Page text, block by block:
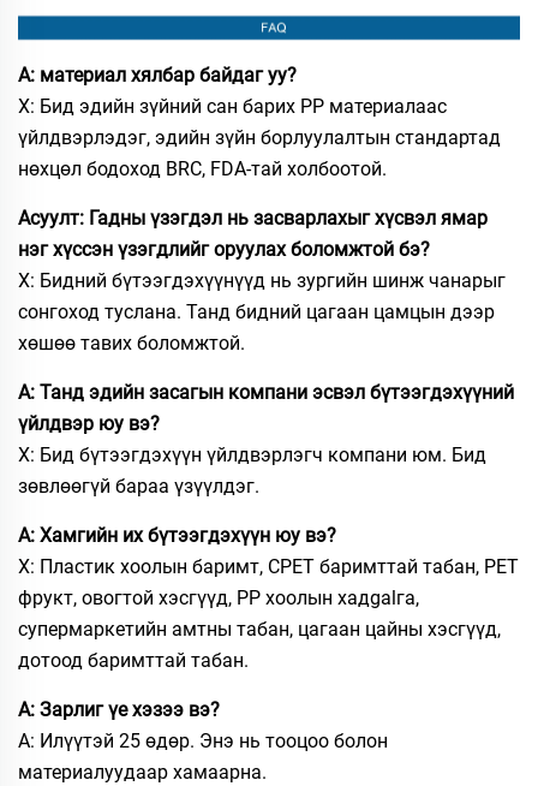
А: материал хялбар байдаг уу?
Х: Бид эдийн зүйний сан барих PP материалаас
үйлдвэрлэдэг, эдийн зүйн борлуулалтын стандартад
нөхцөл бодоход BRC, FDA-тай холбоотой.
Асуулт: Гадны үзэгдэл нь засварлахыг хүсвэл ямар
нэг хүссэн үзэгдлийг оруулах боломжтой бэ?
Х: Бидний бүтээгдэхүүнүүд нь зургийн шинж чанарыг
сонгоход туслана. Танд бидний цагаан цамцын дээр
хөшөө тавих боломжтой.
А: Танд эдийн засагын компани эсвэл бүтээгдэхүүний
үйлдвэр юу вэ?
Х: Бид бүтээгдэхүүн үйлдвэрлэгч компани юм. Бид
зөвлөөгүй бараа үзүүлдэг.
А: Хамгийн их бүтээгдэхүүн юу вэ?
Х: Пластик хоолын баримт, CPET баримттай табан, PET
фрукт, овогтой хэсгүүд, PP хоолын хадgalга,
супермаркетийн амтны табан, цагаан цайны хэсгүүд,
дотоод баримттай табан.
А: Зарлиг үе хэзээ вэ?
А: Илүүтэй 25 өдөр. Энэ нь тооцоо болон
материалуудаар хамаарна.